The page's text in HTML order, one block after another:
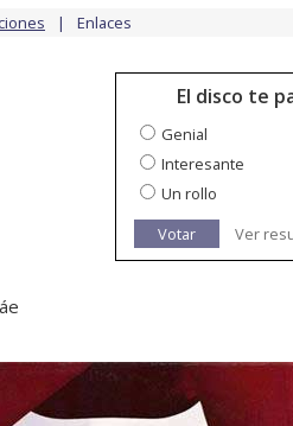
Enlaces
El disco te
Genial
Interesante
Un rollo
Votar
Ver